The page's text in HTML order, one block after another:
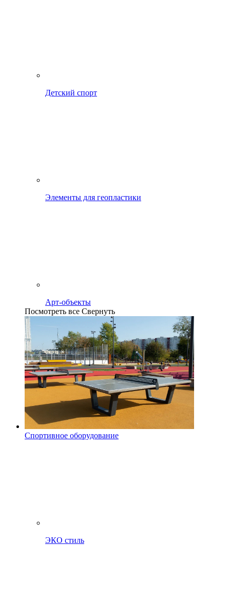
Детский спорт
Элементы для геопластики
Арт-объекты
Посмотреть все Свернуть
Спортивное оборудование
ЭКО стиль